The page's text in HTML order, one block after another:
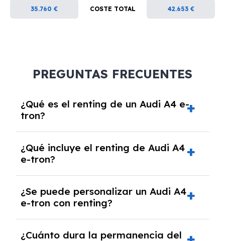
35.760 € COSTE TOTAL 42.653 €
PREGUNTAS FRECUENTES
¿Qué es el renting de un Audi A4 e-
tron?
de alquiler a largo plazo en el que pagas una
cuota mensual fija por el uso del coche
durante un periodo determinado,
generalmente entre 2 y 5 años.
¿Qué incluye el renting de Audi A4
e-tron?
seguro a todo riesgo, mantenimiento,
reparaciones, impuestos, asistencia en
carretera y gestión de la documentación.
¿Se puede personalizar un Audi A4
e-tron con renting?
opciones y equipamiento adicional, siempre y
¿Cuánto dura la permanencia del